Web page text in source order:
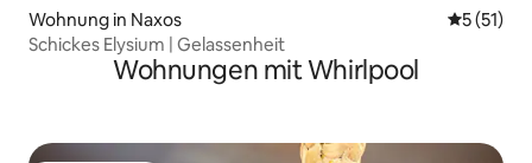
Wohnung in Naxos
5 (51)
Schickes Elysium | Gelassenheit
Wohnungen mit Whirlpool